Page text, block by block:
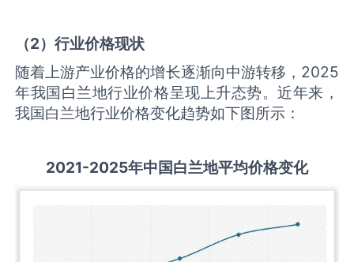
（2）行业价格现状
随着上游产业价格的增长逐渐向中游转移，2025
年我国白兰地行业价格呈现上升态势。近年来，
我国白兰地行业价格变化趋势如下图所示：
2021-2025年中国白兰地平均价格变化